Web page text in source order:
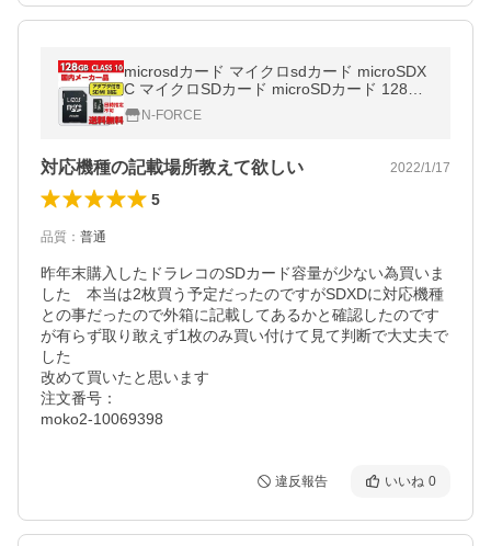
microsdカード マイクロsdカード microSDX
C マイクロSDカード microSDカード 128GB
CLASS10
N-FORCE
対応機種の記載場所教えて欲しい 2022/1/17
5
品質 ： 普通
昨年末購入したドラレコのSDカード容量が少ない為買いま
した　本当は2枚買う予定だったのですがSDXDに対応機種
との事だったので外箱に記載してあるかと確認したのです
が有らず取り敢えず1枚のみ買い付けて見て判断で大丈夫で
した
改めて買いたと思います
注文番号：
moko2-10069398
違反報告 いいね 0